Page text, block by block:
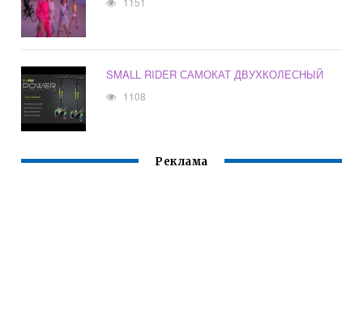
SMALL RIDER САМОКАТ ДВУХКОЛЕСНЫЙ
1108
Реклама